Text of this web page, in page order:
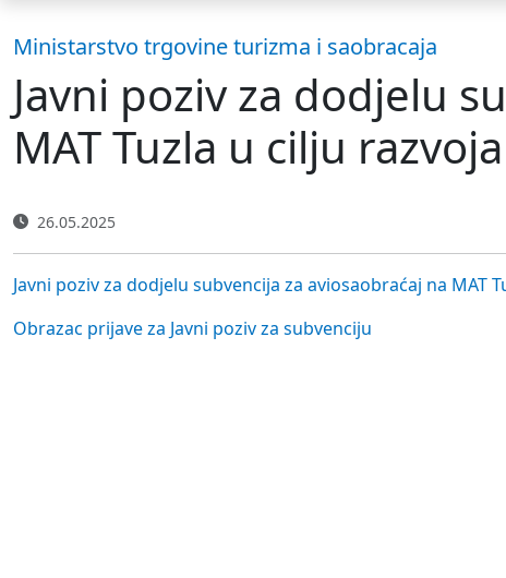
Ministarstvo trgovine turizma i saobracaja
Javni poziv za dodjelu
MAT Tuzla u cilju
26.05.2025
Javni poziv za dodjelu subvencija za aviosaobraćaj na MAT
Obrazac prijave za Javni poziv za subvenciju